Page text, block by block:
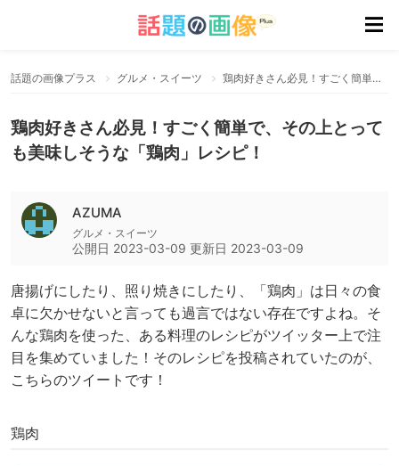
話題の画像プラス グルメ・スイーツ 鶏肉好きさん必見！すごく簡単で、その上とっても美味しそうな「鶏肉」レシピ！
鶏肉好きさん必見！すごく簡単で、その上とって
も美味しそうな「鶏肉」レシピ！
AZUMA
グルメ・スイーツ
公開日 2023-03-09 更新日 2023-03-09
唐揚げにしたり、照り焼きにしたり、「鶏肉」は日々の食
卓に欠かせないと言っても過言ではない存在ですよね。そ
んな鶏肉を使った、ある料理のレシピがツイッター上で注
目を集めていました！そのレシピを投稿されていたのが、
こちらのツイートです！
鶏肉